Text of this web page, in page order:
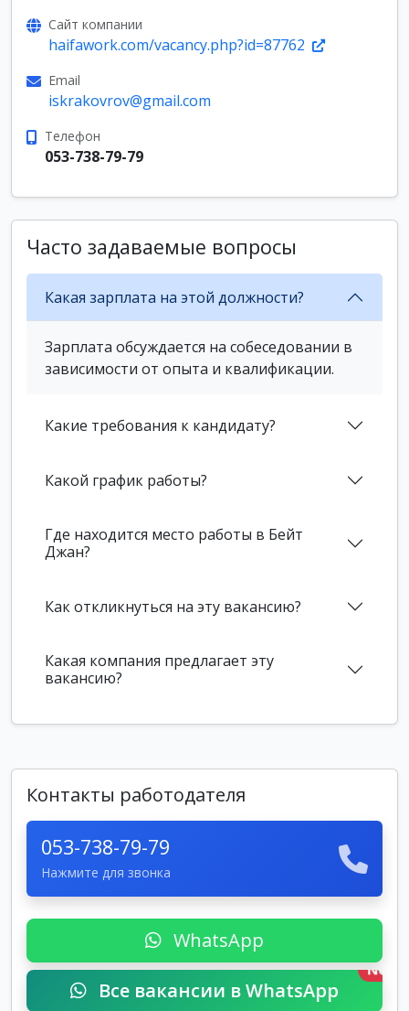
Сайт компании
haifawork.com/vacancy.php?id=87762
Email
iskrakovrov@gmail.com
Телефон
053-738-79-79
Часто задаваемые вопросы
Какая зарплата на этой должности?
Зарплата обсуждается на собеседовании в
зависимости от опыта и квалификации.
Какие требования к кандидату?
Какой график работы?
Где находится место работы в Бейт
Джан?
Как откликнуться на эту вакансию?
Какая компания предлагает эту
вакансию?
Контакты работодателя
053-738-79-79
Нажмите для звонка
WhatsApp
Все вакансии в WhatsApp
New